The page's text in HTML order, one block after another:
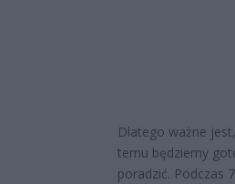
Dlatego ważne
temu będziemy
poradzić. Podczas